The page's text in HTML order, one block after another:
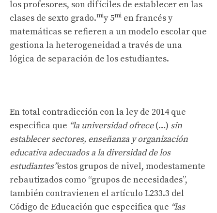
los profesores, son difíciles de establecer en las
clases de sexto grado.miy 5mi en francés y
matemáticas se refieren a un modelo escolar que
gestiona la heterogeneidad a través de una
lógica de separación de los estudiantes.
En total contradicción con la ley de 2014 que
especifica que “la universidad ofrece(…) sin
establecer sectores, enseñanza y organización
educativa adecuados a la diversidad de los
estudiantes”estos grupos de nivel, modestamente
rebautizados como “grupos de necesidades”,
también contravienen el artículo L233.3 del
Código de Educación que especifica que “las